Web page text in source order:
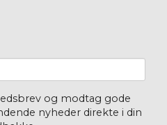
adresse
og modtag gode
nyheder direkte i din